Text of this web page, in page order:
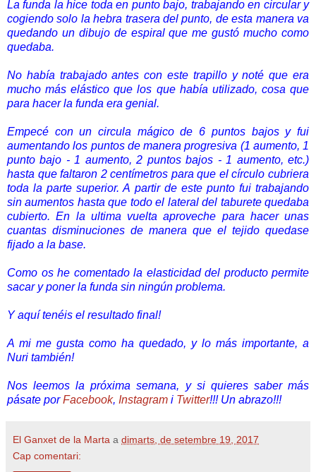
La funda la hice toda en punto bajo, trabajando en circular y
cogiendo solo la hebra trasera del punto, de esta manera va
quedando un dibujo de espiral que me gustó mucho como
quedaba.
No había trabajado antes con este trapillo y noté que era
mucho más elástico que los que había utilizado, cosa que
para hacer la funda era genial.
Empecé con un circula mágico de 6 puntos bajos y fui
aumentando los puntos de manera progresiva (1 aumento, 1
punto bajo - 1 aumento, 2 puntos bajos - 1 aumento, etc.)
hasta que faltaron 2 centímetros para que el círculo cubriera
toda la parte superior. A partir de este punto fui trabajando
sin aumentos hasta que todo el lateral del taburete quedaba
cubierto. En la ultima vuelta aproveche para hacer unas
cuantas disminuciones de manera que el tejido quedase
fijado a la base.
Como os he comentado la elasticidad del producto permite
sacar y poner la funda sin ningún problema.
Y aquí tenéis el resultado final!
A mi me gusta como ha quedado, y lo más importante, a
Nuri también!
Nos leemos la próxima semana, y si quieres saber más
pásate porFacebook, Instagram i Twitter!!! Un abrazo!!!
El Ganxet de la Marta a dimarts, de setembre 19, 2017
Cap comentari: